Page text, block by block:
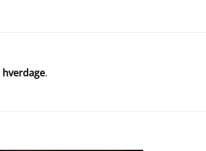
hverdage.